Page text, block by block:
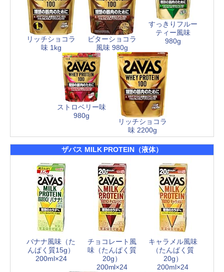
リッチショコラ
味 1kg
ビターショコラ
風味 980g
すっきりフルー
ティー風味
980g
ストロベリー味
980g
リッチショコラ
味 2200g
ザバス MILK PROTEIN（液体）
バナナ風味（た
んぱく質15g）
200ml×24
チョコレート風
味（たんぱく質
20g）
200ml×24
キャラメル風味
（たんぱく質
20g）
200ml×24